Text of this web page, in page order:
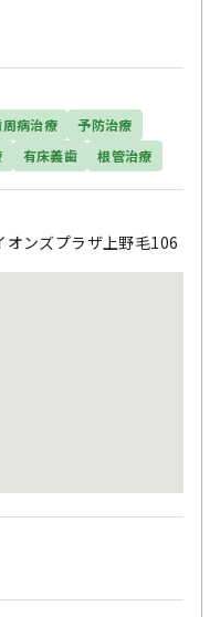
病治療
予防治療
有床義歯 根管治療
ンズプラザ上野毛106